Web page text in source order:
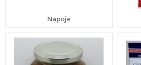
Napoje